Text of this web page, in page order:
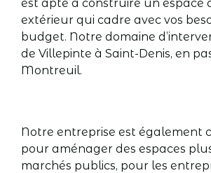
est apte à construire un espace
extérieur qui cadre avec vos
budget. Notre domaine
de Villepinte à Saint-Denis, en
Montreuil.
Notre entreprise est également
pour aménager des espaces
marchés publics, pour les